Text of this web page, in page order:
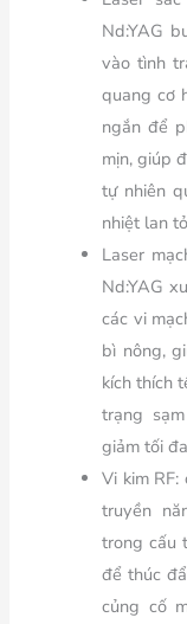
Nd:YAG
vào tình
quang cơ
ngắn để
mịn, giúp
tự nhiên
nhiệt lan
Laser
Nd:YAG
các vi
bì nông,
kích thích
trạng
giảm tối
Vi kim
truyền
trong cấu
để thúc
củng cố